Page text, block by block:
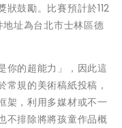
鼓勵。比賽預計於112
址為台北市士林區德
你的超能力」，因此這
常規的美術稿紙投稿，
架，利用多媒材或不一
不排除將將孩童作品概